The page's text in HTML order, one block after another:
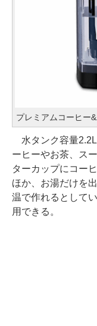
プレミアムコーヒー
水タンク容量2.2L
ーヒーやお茶、ス
ターカップにコー
ほか、お湯だけを
温で作れるとして
用できる。